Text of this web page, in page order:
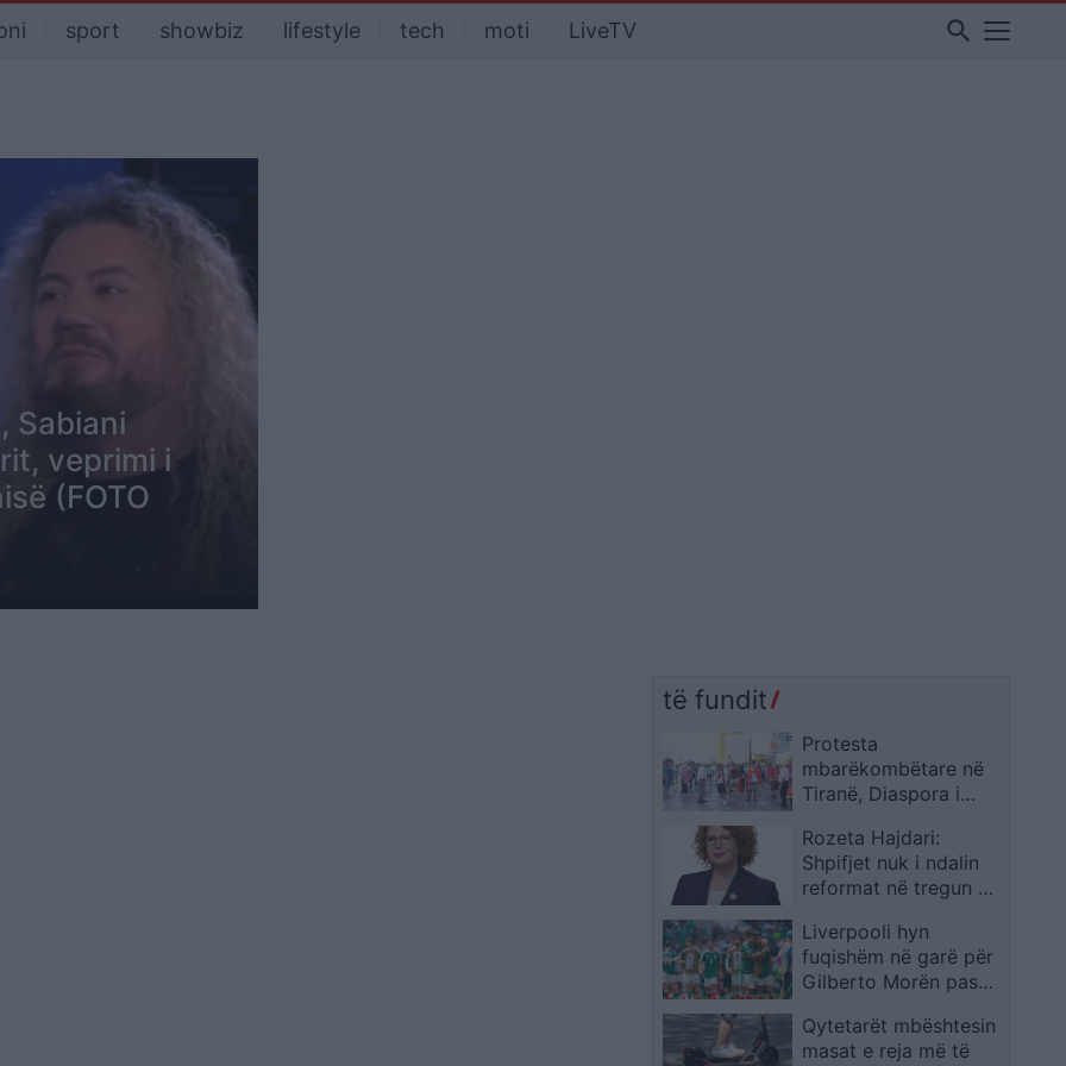
sport showbiz lifestyle tech moti LiveTV search
Sabiani
veprimi i
(FOTO
të fundit
Protesta
mbarëkombëtare në
Tiranë, Diaspora i
sheshin “Skënderbej”:
kërkohet dorëheqja e
Ramës
Rozeta Hajdari:
Shpifjet nuk i ndalin
reformat në tregun e
rrugë ligjore
Liverpooli hyn
fuqishëm në garë për
Gilberto Morën pas
Kupën e Botës 2026
Qytetarët mbështesin
masat e reja më të